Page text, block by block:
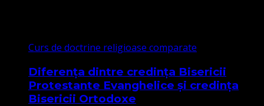
Curs de doctrine religioase comparate
Diferența dintre credința Bisericii
Protestante Evanghelice și credința
Bisericii Ortodoxe